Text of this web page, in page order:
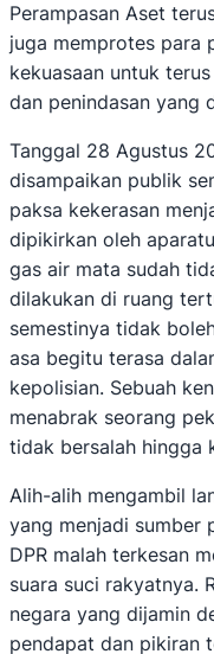
Perampasan Aset
juga memprotes para
kekuasaan untuk
dan penindasan yang
Tanggal 28 Agustus
disampaikan publik
paksa kekerasan
dipikirkan oleh
gas air mata sudah
dilakukan di ruang
semestinya tidak
asa begitu terasa
kepolisian. Sebuah
menabrak seorang
tidak bersalah hingga
Alih-alih mengambil
yang menjadi sumber
DPR malah terkesan
suara suci rakyatnya.
negara yang dijamin
pendapat dan pikiran